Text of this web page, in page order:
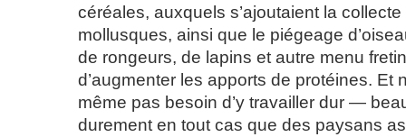
céréales, auxquels s’ajoutaient la collecte
mollusques, ainsi que le piégeage
de rongeurs, de lapins et autre menu
d’augmenter les apports de protéines. Et
même pas besoin d’y travailler dur —
durement en tout cas que des paysans